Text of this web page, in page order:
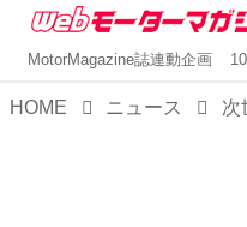
MotorMagazine誌連動企画
HOME ニュース